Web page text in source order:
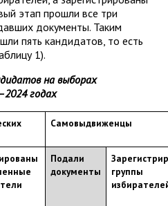
этап прошли все три
документы. Таким
пять кандидатов, то есть
1).
на выборах
годах
Самовыдвиженцы
Подали
документы
группы